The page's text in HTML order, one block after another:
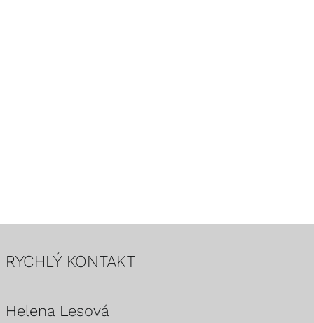
RYCHLÝ KONTAKT
Helena Lesová